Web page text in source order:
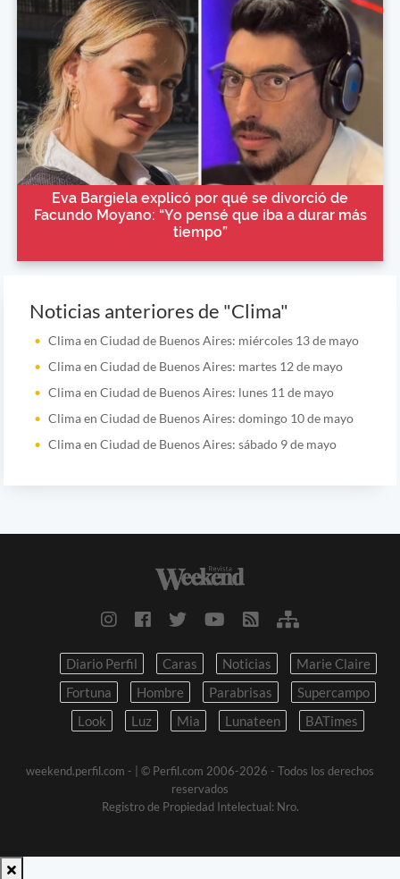
Eva Bargiela explicó por qué se divorció de
Facundo Moyano: “Yo pensé que iba a durar más
tiempo”
Noticias anteriores de "Clima"
Clima en Ciudad de Buenos Aires: miércoles 13 de mayo
Clima en Ciudad de Buenos Aires: martes 12 de mayo
Clima en Ciudad de Buenos Aires: lunes 11 de mayo
Clima en Ciudad de Buenos Aires: domingo 10 de mayo
Clima en Ciudad de Buenos Aires: sábado 9 de mayo
Diario Perfil Caras Noticias
Marie Claire
Fortuna
Hombre Parabrisas
Supercampo
Look
Luz Mia Lunateen BATimes
weekend.perfil.com -
| © Perfil.com 2006-2026 - Todos los derechos
reservados
Registro de Propiedad Intelectual: Nro.